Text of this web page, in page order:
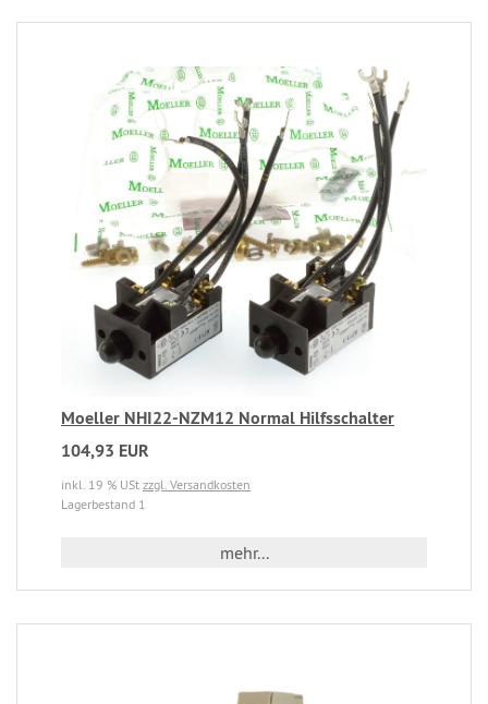
Moeller NHI22-NZM12 Normal Hilfsschalter
104,93 EUR
inkl. 19 % USt zzgl. Versandkosten
Lagerbestand 1
mehr...